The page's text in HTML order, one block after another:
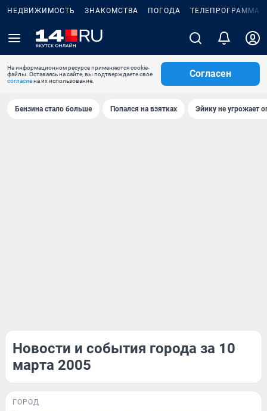
НЕДВИЖИМОСТЬ ЗНАКОМСТВА ПОГОДА ТЕЛЕПРОГРАММА
На информационном ресурсе применяются cookie-
файлы. Оставаясь на сайте, вы подтверждаете свое
согласиена их использование.
Согласен
Бензина стало больше Попался на взятках Эйику не угрожает
Новости и события города за 10
марта 2005
ГОРОД